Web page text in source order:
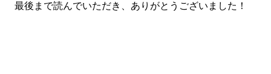
最後まで読んでいただき、ありがとうございました！